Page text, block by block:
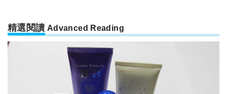
精選閱讀 Advanced Reading